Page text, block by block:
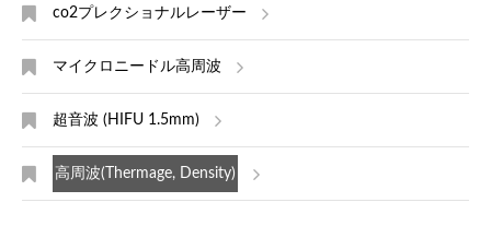
co2プレクショナルレーザー
マイクロニードル高周波
超音波 (HIFU 1.5mm)
高周波(Thermage, Density)